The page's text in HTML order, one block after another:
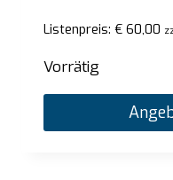
Listenpreis: €60,00
Vorrätig